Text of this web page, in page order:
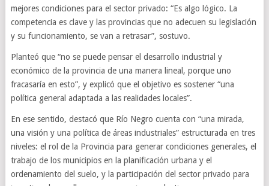
mejores condiciones para el sector privado: “Es algo lógico. La
competencia es clave y las provincias que no adecuen su legislación
y su funcionamiento, se van a retrasar”, sostuvo.
Planteó que “no se puede pensar el desarrollo industrial y
económico de la provincia de una manera lineal, porque uno
fracasaría en esto”, y explicó que el objetivo es sostener “una
política general adaptada a las realidades locales”.
En ese sentido, destacó que Río Negro cuenta con “una mirada,
una visión y una política de áreas industriales” estructurada en tres
niveles: el rol de la Provincia para generar condiciones generales, el
trabajo de los municipios en la planificación urbana y el
ordenamiento del suelo, y la participación del sector privado para